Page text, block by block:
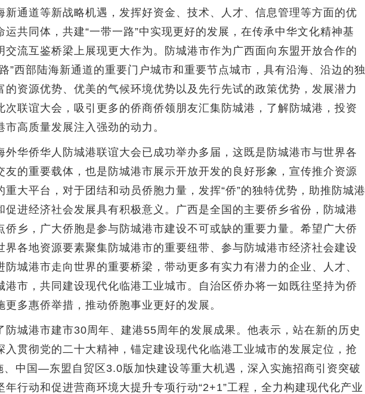
新通道等新战略机遇，发挥好资金、技术、人才、信息管理等方面的优
运共同体，共建“一带一路”中实现更好的发展，在传承中华文化精神基
交流互鉴桥梁上展现更大作为。防城港市作为广西面向东盟开放合作的
”西部陆海新通道的重要门户城市和重要节点城市，具有沿海、沿边的独
的资源优势、优美的气候环境优势以及先行先试的政策优势，发展潜力
次联谊大会，吸引更多的侨商侨领朋友汇集防城港，了解防城港，投资
市高质量发展注入强劲的动力。
侨华人防城港联谊大会已成功举办多届，这既是防城港市与世界各
友的重要载体，也是防城港市展示开放开发的良好形象，宣传推介资源
重大平台，对于团结和动员侨胞力量，发挥“侨”的独特优势，助推防城港
促进经济社会发展具有积极意义。广西是全国的主要侨乡省份，防城港
侨乡，广大侨胞是参与防城港市建设不可或缺的重要力量。希望广大侨
界各地资源要素聚集防城港市的重要纽带、参与防城港市经济社会建设
防城港市走向世界的重要桥梁，带动更多有实力有潜力的企业、人才、
港市，共同建设现代化临港工业城市。自治区侨办将一如既往坚持为侨
更多惠侨举措，推动侨胞事业更好的发展。
港市建市30周年、建港55周年的发展成果。他表示，站在新的历史
入贯彻党的二十大精神，锚定建设现代化临港工业城市的发展定位，抢
、中国—东盟自贸区3.0版加快建设等重大机遇，深入实施招商引资突破
年行动和促进营商环境大提升专项行动“2+1”工程，全力构建现代化产业